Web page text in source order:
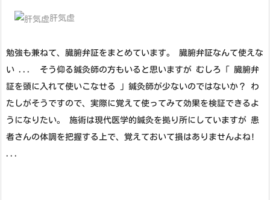
肝気虚
勉強も兼ねて、臓腑弁証をまとめています。 臓腑弁証なんて使えな
い ... そう仰る鍼灸師の方もいると思いますが むしろ「 臓腑弁
証を頭に入れて使いこなせる 」鍼灸師が少ないのではないか？ わ
たしがそうですので、実際に覚えて使ってみて効果を検証できるよ
うになりたい。 施術は現代医学的鍼灸を拠り所にしていますが 患
者さんの体調を把握する上で、覚えておいて損はありませんよね!
...